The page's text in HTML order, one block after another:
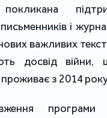
і
важливих
досвід війни,
з 2014
програми